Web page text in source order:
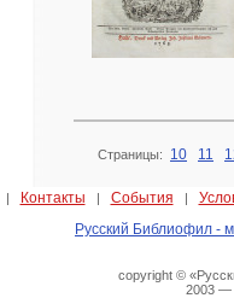
Страницы: 10 11
| Контакты | События |
Русский Библиофил -
copyright ©
2003 —